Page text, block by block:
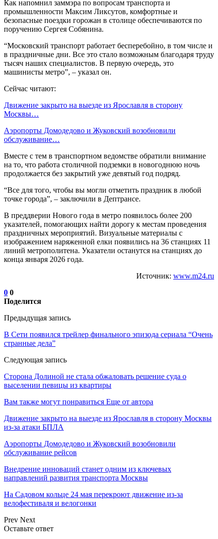
Как напомнил заммэра по вопросам транспорта и
промышленности Максим Ликсутов, комфортные и
безопасные поездки горожан в столице обеспечиваются по
поручению Сергея Собянина.
“Московский транспорт работает бесперебойно, в том числе и
в праздничные дни. Все это стало возможным благодаря труду
тысяч наших специалистов. В первую очередь, это
машинисты метро”, – указал он.
Сейчас читают:
Движение закрыто на выезде из Ярославля в сторону
Москвы…
Аэропорты Домодедово и Жуковский возобновили
обслуживание…
Вместе с тем в транспортном ведомстве обратили внимание
на то, что работа столичной подземки в новогоднюю ночь
продолжается без закрытий уже девятый год подряд.
“Все для того, чтобы вы могли отметить праздник в любой
точке города”, – заключили в Дептрансе.
В преддверии Нового года в метро появилось более 200
указателей, помогающих найти дорогу к местам проведения
праздничных мероприятий. Визуальные материалы с
изображением наряженной елки появились на 36 станциях 11
линий метрополитена. Указатели останутся на станциях до
конца января 2026 года.
Источник: www.m24.ru
0 0
Поделится
Предыдущая запись
В Сети появился трейлер финального эпизода сериала “Очень
странные дела”
Следующая запись
Сторона Долиной не стала обжаловать решение суда о
выселении певицы из квартиры
Вам также могут понравиться Еще от автора
Движение закрыто на выезде из Ярославля в сторону Москвы
из-за атаки БПЛА
Аэропорты Домодедово и Жуковский возобновили
обслуживание рейсов
Внедрение инноваций станет одним из ключевых
направлений развития транспорта Москвы
На Садовом кольце 24 мая перекроют движение из-за
велофестиваля и велогонки
Prev Next
Оставьте ответ